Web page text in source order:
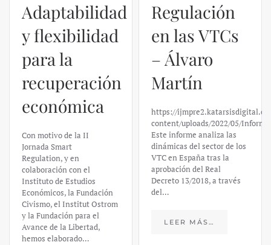
Adaptabilidad
y flexibilidad
para la
recuperación
económica
Con motivo de la II
Jornada Smart
Regulation, y en
colaboración con el
Instituto de Estudios
Económicos, la Fundación
Civismo, el Institut Ostrom
y la Fundación para el
Avance de la Libertad,
hemos elaborado…
Regulación
en las VTCs
– Álvaro
Martín
https://
content/uploads/2022/05/
Este informe analiza las
dinámicas del sector de los
VTC en España tras la
aprobación del Real
Decreto 13/2018, a través
del…
LEER MÁS…